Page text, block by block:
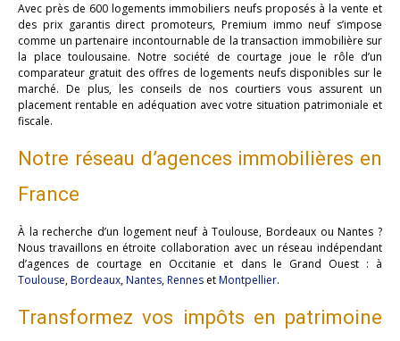
Avec près de 600 logements immobiliers neufs proposés à la vente et
des prix garantis direct promoteurs, Premium immo neuf s’impose
comme un partenaire incontournable de la transaction immobilière sur
la place toulousaine. Notre société de courtage joue le rôle d’un
comparateur gratuit des offres de logements neufs disponibles sur le
marché. De plus, les conseils de nos courtiers vous assurent un
placement rentable en adéquation avec votre situation patrimoniale et
fiscale.
Notre réseau d’agences immobilières en
France
À la recherche d’un logement neuf à Toulouse, Bordeaux ou Nantes ?
Nous travaillons en étroite collaboration avec un réseau indépendant
d’agences de courtage en Occitanie et dans le Grand Ouest : à
Toulouse,Bordeaux,Nantes,Rennes etMontpellier.
Transformez vos impôts en patrimoine